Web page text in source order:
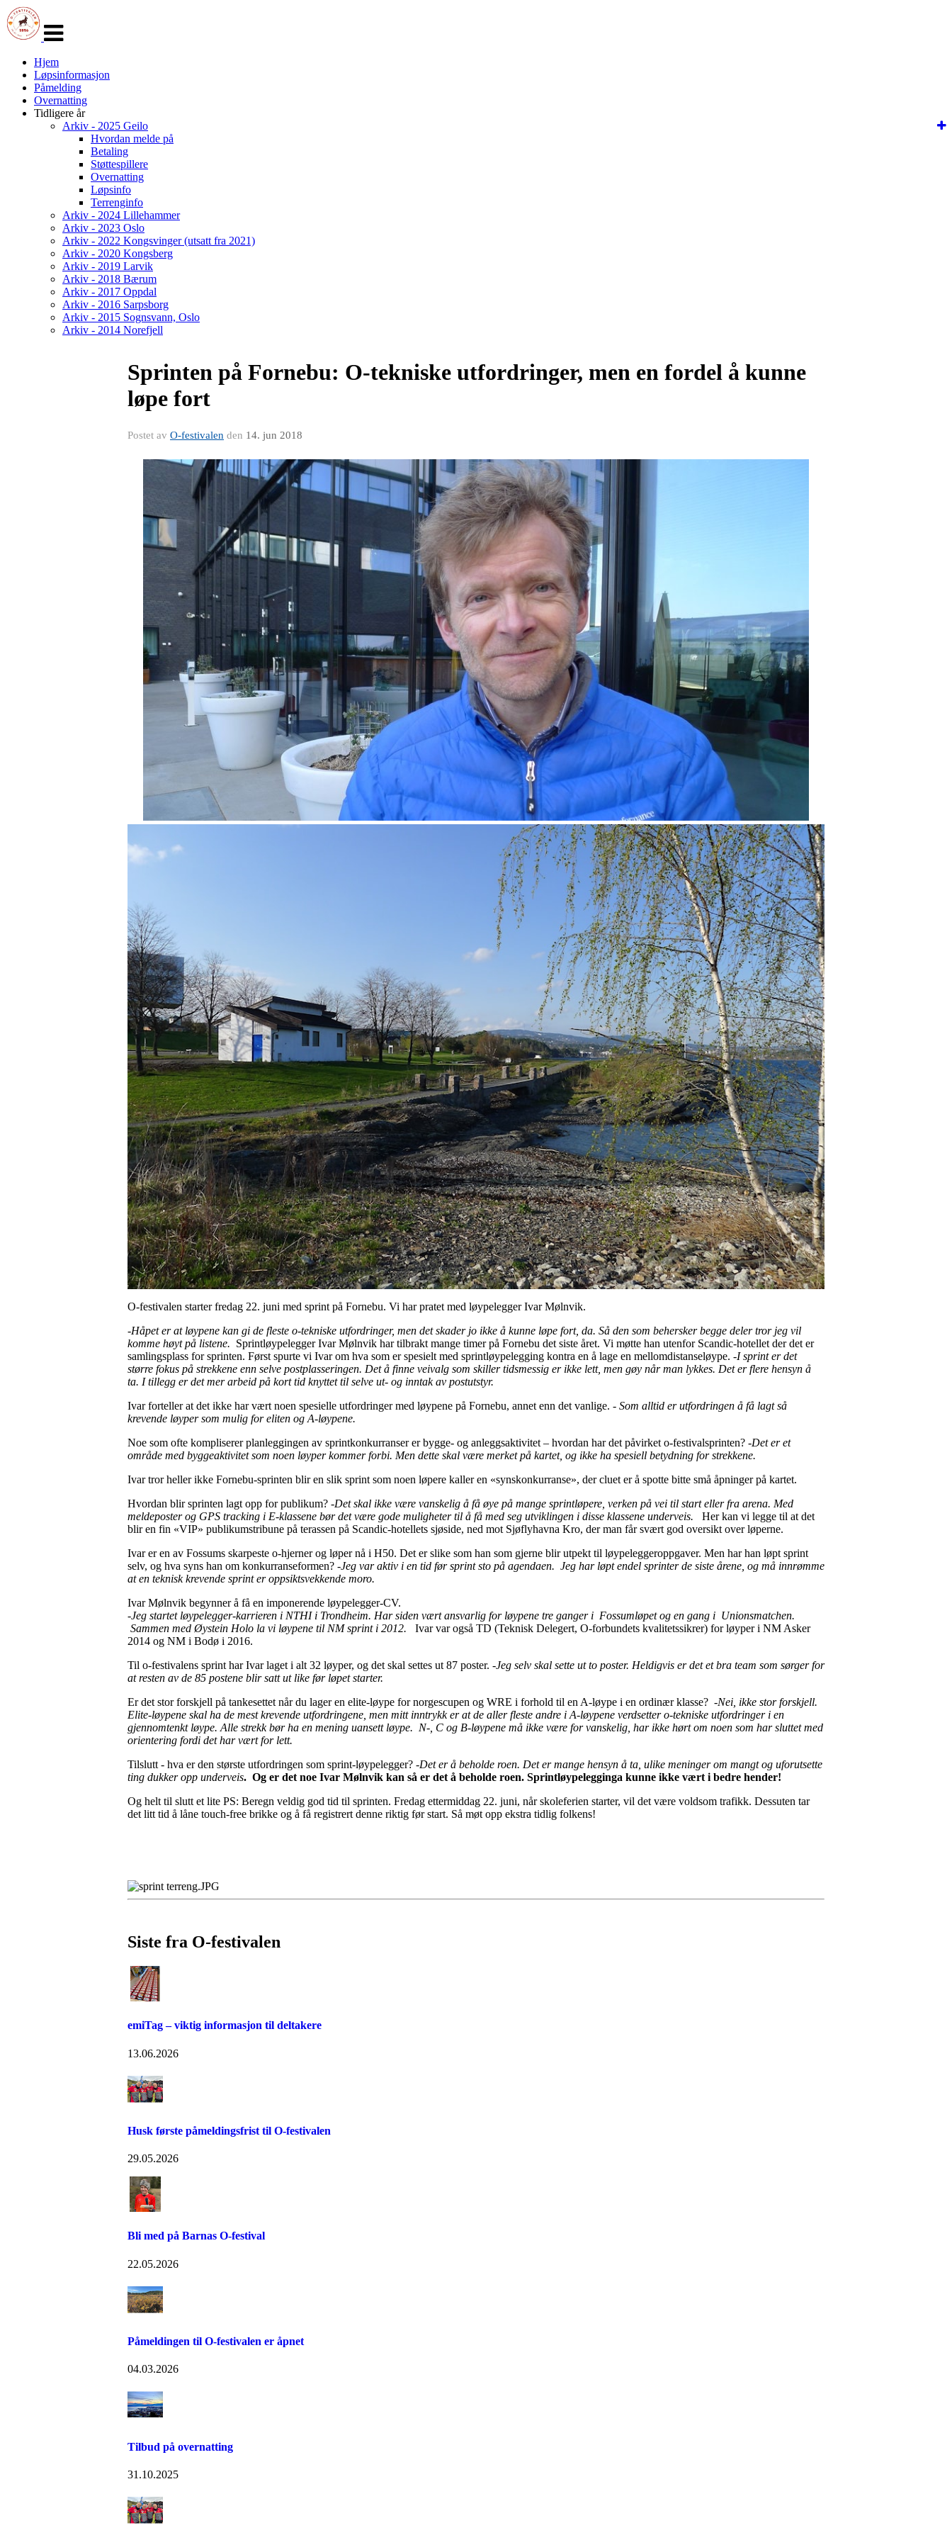
navigasjon
Hjem
Løpsinformasjon
Påmelding
Overnatting
Tidligere år
Arkiv - 2025 Geilo
Hvordan melde på
Betaling
Støttespillere
Overnatting
Løpsinfo
Terrenginfo
Arkiv - 2024 Lillehammer
Arkiv - 2023 Oslo
Arkiv - 2022 Kongsvinger (utsatt fra 2021)
Arkiv - 2020 Kongsberg
Arkiv - 2019 Larvik
Arkiv - 2018 Bærum
Arkiv - 2017 Oppdal
Arkiv - 2016 Sarpsborg
Arkiv - 2015 Sognsvann, Oslo
Arkiv - 2014 Norefjell
Sprinten på Fornebu: O-tekniske utfordringer, men en fordel å kunne
løpe fort
Postet av O-festivalen den 14. jun 2018
O-festivalen starter fredag 22. juni med sprint på Fornebu. Vi har pratet med løypelegger Ivar Mølnvik.
-Håpet er at løypene kan gi de fleste o-tekniske utfordringer, men det skader jo ikke å kunne løpe fort, da. Så den som behersker begge deler tror jeg vil
komme høyt på listene. Sprintløypelegger Ivar Mølnvik har tilbrakt mange timer på Fornebu det siste året. Vi møtte han utenfor Scandic-hotellet der det er
samlingsplass for sprinten. Først spurte vi Ivar om hva som er spesielt med sprintløypelegging kontra en å lage en mellomdistanseløype. -I sprint er det
større fokus på strekkene enn selve postplasseringen. Det å finne veivalg som skiller tidsmessig er ikke lett, men gøy når man lykkes. Det er flere hensyn å
ta. I tillegg er det mer arbeid på kort tid knyttet til selve ut- og inntak av postutstyr.
Ivar forteller at det ikke har vært noen spesielle utfordringer med løypene på Fornebu, annet enn det vanlige. - Som alltid er utfordringen å få lagt så
krevende løyper som mulig for eliten og A-løypene.
Noe som ofte kompliserer planleggingen av sprintkonkurranser er bygge- og anleggsaktivitet – hvordan har det påvirket o-festivalsprinten? -Det er et
område med byggeaktivitet som noen løyper kommer forbi. Men dette skal være merket på kartet, og ikke ha spesiell betydning for strekkene.
Ivar tror heller ikke Fornebu-sprinten blir en slik sprint som noen løpere kaller en «synskonkurranse», der cluet er å spotte bitte små åpninger på kartet.
Hvordan blir sprinten lagt opp for publikum? -Det skal ikke være vanskelig å få øye på mange sprintløpere, verken på vei til start eller fra arena. Med
meldeposter og GPS tracking i E-klassene bør det være gode muligheter til å få med seg utviklingen i disse klassene underveis. Her kan vi legge til at det
blir en fin «VIP» publikumstribune på terassen på Scandic-hotellets sjøside, ned mot Sjøflyhavna Kro, der man får svært god oversikt over løperne.
Ivar er en av Fossums skarpeste o-hjerner og løper nå i H50. Det er slike som han som gjerne blir utpekt til løypeleggeroppgaver. Men har han løpt sprint
selv, og hva syns han om konkurranseformen? -Jeg var aktiv i en tid før sprint sto på agendaen. Jeg har løpt endel sprinter de siste årene, og må innrømme
at en teknisk krevende sprint er oppsiktsvekkende moro.
Ivar Mølnvik begynner å få en imponerende løypelegger-CV.
-Jeg startet løypelegger-karrieren i NTHI i Trondheim. Har siden vært ansvarlig for løypene tre ganger i Fossumløpet og en gang i Unionsmatchen.
Sammen med Øystein Holo la vi løypene til NM sprint i 2012. Ivar var også TD (Teknisk Delegert, O-forbundets kvalitetssikrer) for løyper i NM Asker
2014 og NM i Bodø i 2016.
Til o-festivalens sprint har Ivar laget i alt 32 løyper, og det skal settes ut 87 poster. -Jeg selv skal sette ut to poster. Heldigvis er det et bra team som sørger for
at resten av de 85 postene blir satt ut like før løpet starter.
Er det stor forskjell på tankesettet når du lager en elite-løype for norgescupen og WRE i forhold til en A-løype i en ordinær klasse? -Nei, ikke stor forskjell.
Elite-løypene skal ha de mest krevende utfordringene, men mitt inntrykk er at de aller fleste andre i A-løypene verdsetter o-tekniske utfordringer i en
gjennomtenkt løype. Alle strekk bør ha en mening uansett løype. N-, C og B-løypene må ikke være for vanskelig, har ikke hørt om noen som har sluttet med
orientering fordi det har vært for lett.
Tilslutt - hva er den største utfordringen som sprint-løypelegger? -Det er å beholde roen. Det er mange hensyn å ta, ulike meninger om mangt og uforutsette
ting dukker opp underveis. Og er det noe Ivar Mølnvik kan så er det å beholde roen. Sprintløypelegginga kunne ikke vært i bedre hender!
Og helt til slutt et lite PS: Beregn veldig god tid til sprinten. Fredag ettermiddag 22. juni, når skoleferien starter, vil det være voldsom trafikk. Dessuten tar
det litt tid å låne touch-free brikke og å få registrert denne riktig før start. Så møt opp ekstra tidlig folkens!
Siste fra O-festivalen
emiTag – viktig informasjon til deltakere
13.06.2026
Husk første påmeldingsfrist til O-festivalen
29.05.2026
Bli med på Barnas O-festival
22.05.2026
Påmeldingen til O-festivalen er åpnet
04.03.2026
Tilbud på overnatting
31.10.2025